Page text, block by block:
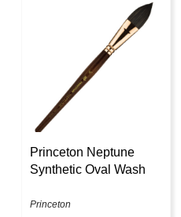
Princeton Neptune
Synthetic Oval Wash
Princeton